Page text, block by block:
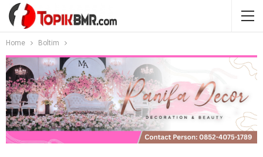
Home Boltim